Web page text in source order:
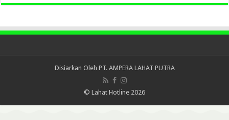
Disiarkan Oleh PT. AMPERA LAHAT PUTRA
© Lahat Hotline 2026